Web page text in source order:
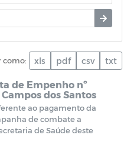
diversos
contra COVID-19
de visitas
PAULO GUSTAVO
como: xls pdf csv txt
de Empenho nº
Campos dos Santos
ao pagamento da
de combate a
de Saúde deste